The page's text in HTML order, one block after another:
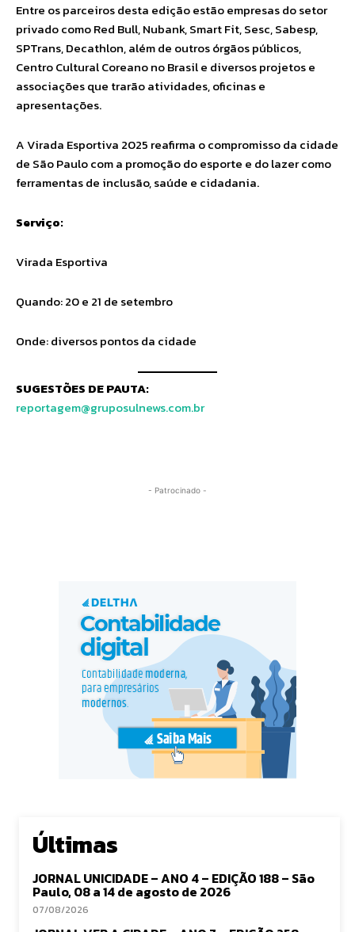
Entre os parceiros desta edição estão empresas do setor
privado como Red Bull, Nubank, Smart Fit, Sesc, Sabesp,
SPTrans, Decathlon, além de outros órgãos públicos,
Centro Cultural Coreano no Brasil e diversos projetos e
associações que trarão atividades, oficinas e
apresentações.
A Virada Esportiva 2025 reafirma o compromisso da cidade
de São Paulo com a promoção do esporte e do lazer como
ferramentas de inclusão, saúde e cidadania.
Serviço:
Virada Esportiva
Quando: 20 e 21 de setembro
Onde: diversos pontos da cidade
SUGESTÕES DE PAUTA:
reportagem@gruposulnews.com.br
- Patrocinado -
Últimas
JORNAL UNICIDADE – ANO 4 – EDIÇÃO 188 – São
Paulo, 08 a 14 de agosto de 2026
07/08/2026